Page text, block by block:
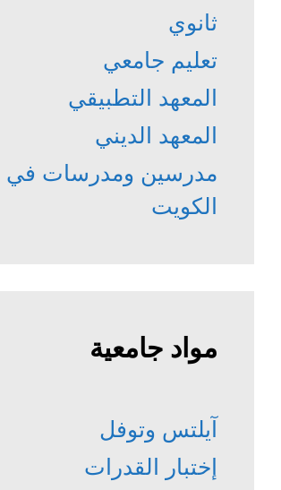
ثانوي
تعليم جامعي
المعهد التطبيقي
المعهد الديني
مدرسين ومدرسات في
الكويت
مواد جامعية
آيلتس وتوفل
إختبار القدرات